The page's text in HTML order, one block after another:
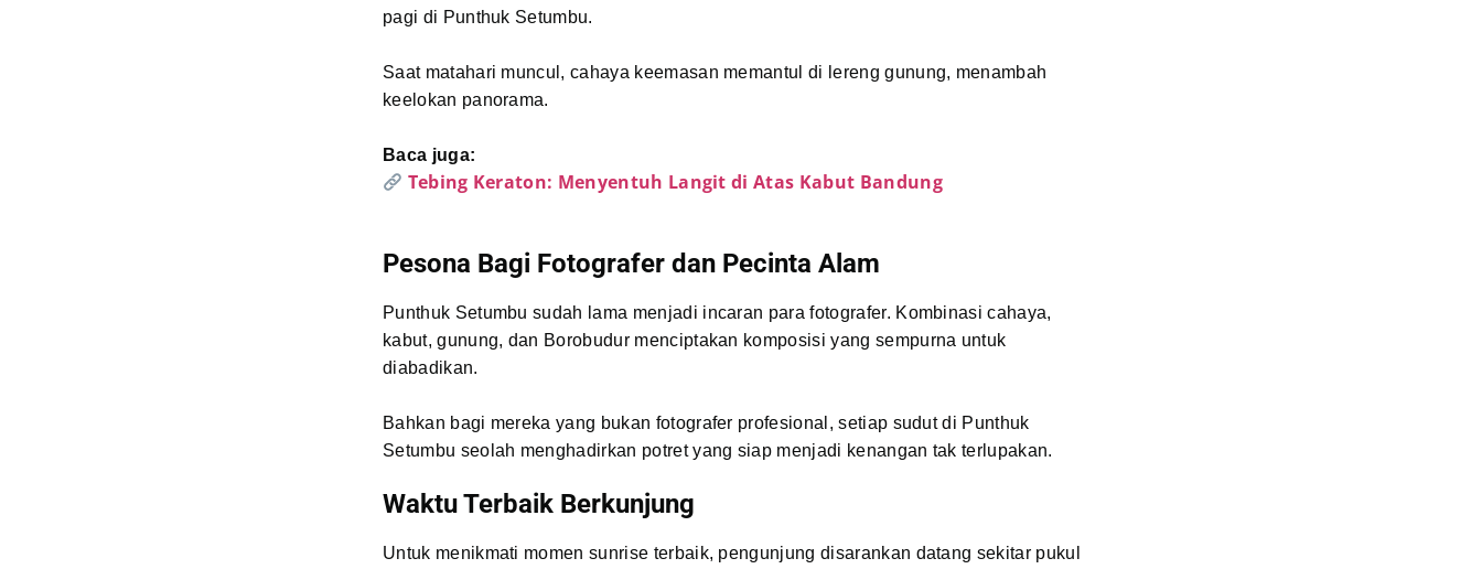
pagi di Punthuk Setumbu.
Saat matahari muncul, cahaya keemasan memantul di lereng gunung, menambah
keelokan panorama.
Baca juga:
Tebing Keraton: Menyentuh Langit di Atas Kabut Bandung
Pesona Bagi Fotografer dan Pecinta Alam
Punthuk Setumbu sudah lama menjadi incaran para fotografer. Kombinasi cahaya,
kabut, gunung, dan Borobudur menciptakan komposisi yang sempurna untuk
diabadikan.
Bahkan bagi mereka yang bukan fotografer profesional, setiap sudut di Punthuk
Setumbu seolah menghadirkan potret yang siap menjadi kenangan tak terlupakan.
Waktu Terbaik Berkunjung
Untuk menikmati momen sunrise terbaik, pengunjung disarankan datang sekitar pukul